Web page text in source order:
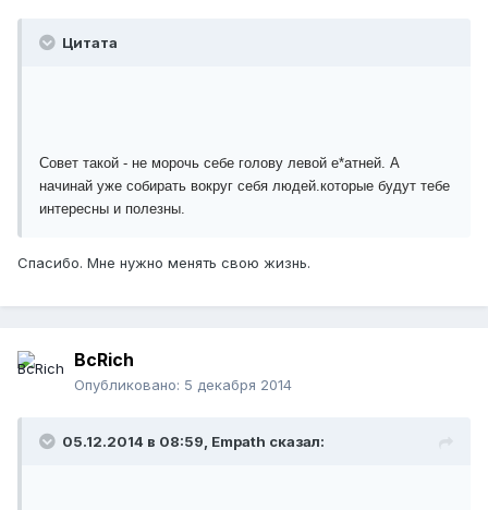
Цитата
Совет такой - не морочь себе голову левой е*атней. А
начинай уже собирать вокруг себя людей.которые будут тебе
интересны и полезны.
Спасибо. Мне нужно менять свою жизнь.
BcRich
Опубликовано: 5 декабря 2014
05.12.2014 в 08:59, Empath сказал: